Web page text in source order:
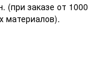
(при заказе от 1000
материалов).